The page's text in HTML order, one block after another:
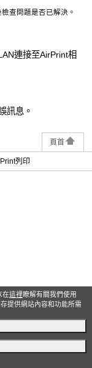
在這裡瞭解有關我們使用
提供網站內容和功能所需
查問題是否已解決。
連接至AirPrint相
訊息。
頁首
列印